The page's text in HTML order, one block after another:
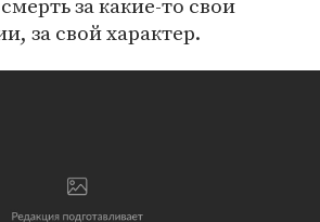
за свой характер.